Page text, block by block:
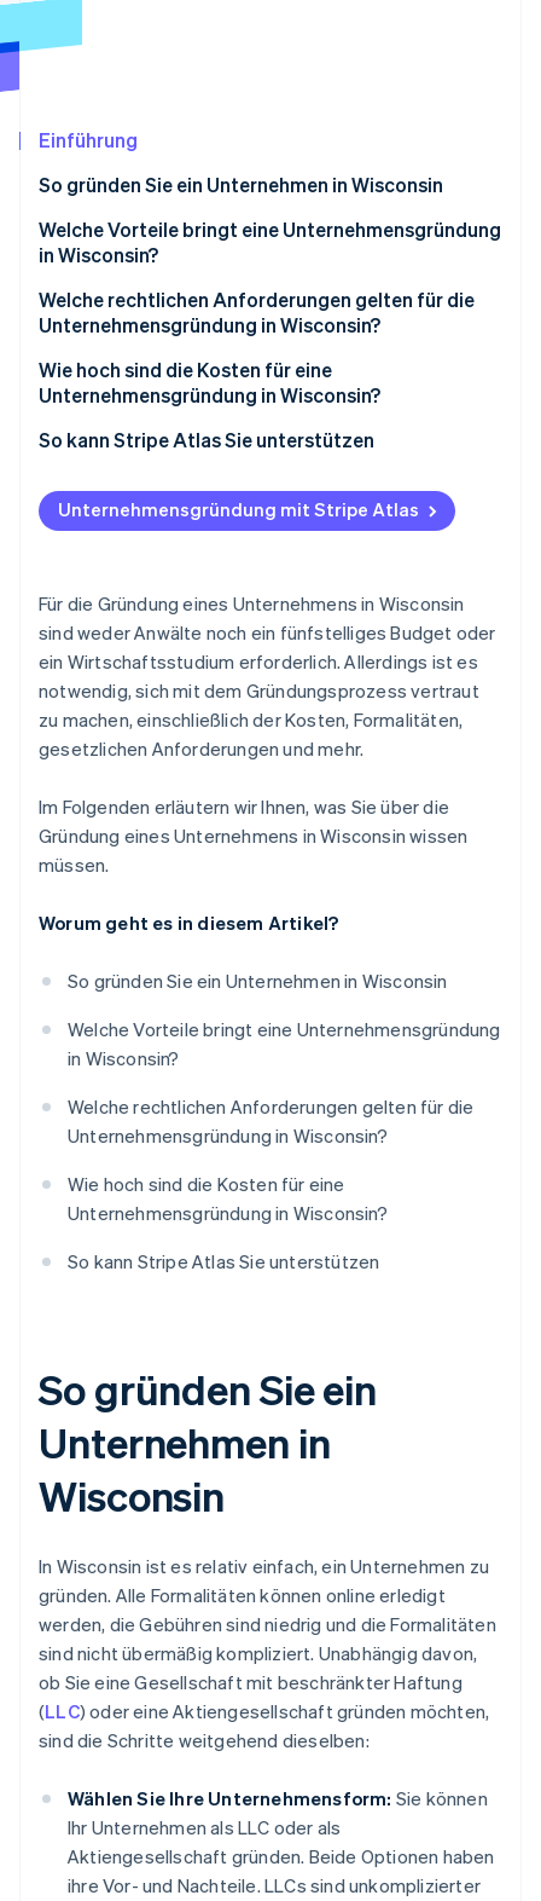
Betrugsprävention
Atlas
Online-Identitätsprüfung
Stripe-Sessions 2026
Jetzt ansehen
Einführung
So gründen Sie ein Unternehmen in Wisconsin
Welche Vorteile bringt eine Unternehmensgründung
in Wisconsin?
Steuergutschriften für wachstumsorientierte
Unternehmen
Keine staatliche Einkommenssteuer für S-Corps
Befreiungen von der Verkaufssteuer
Enterprise-Zonen und standortbezogene Anreize
Förder- und Darlehensprogramme
Keine Franchise-Steuer für Unternehmen, die
Einkommensteuer zahlen
Welche rechtlichen Anforderungen gelten für die
Unternehmensgründung in Wisconsin?
Ein Name, der den Regeln entspricht
Eine registrierte Vertretung mit Anschrift in
Wisconsin
Eingereichte Gründungsdokumente
Dokumentation der internen Struktur
Wie hoch sind die Kosten für eine
Unternehmensgründung in Wisconsin?
Vorab zu entrichtende Anmeldegebühren
Jährliche Verwaltung
Sonstige mögliche Kosten
So kann Stripe Atlas Sie unterstützen
Gründen mit Atlas
Zahlungen und Bankgeschäfte vor Erhalt der EIN
Automatische Einreichung des 83(b)-Steuerantrags
Erstklassige juristische Unternehmensdokumente
Ein Jahr Stripe Payments gratis, plus 50.000 US-
Dollar in Partnerguthaben
Unternehmensgründung mit Stripe Atlas
Für die Gründung eines Unternehmens in Wisconsin
sind weder Anwälte noch ein fünfstelliges Budget oder
ein Wirtschaftsstudium erforderlich. Allerdings ist es
notwendig, sich mit dem Gründungsprozess vertraut
zu machen, einschließlich der Kosten, Formalitäten,
gesetzlichen Anforderungen und mehr.
Im Folgenden erläutern wir Ihnen, was Sie über die
Gründung eines Unternehmens in Wisconsin wissen
müssen.
Worum geht es in diesem Artikel?
So gründen Sie ein Unternehmen in Wisconsin
Welche Vorteile bringt eine Unternehmensgründung
in Wisconsin?
Welche rechtlichen Anforderungen gelten für die
Unternehmensgründung in Wisconsin?
Wie hoch sind die Kosten für eine
Unternehmensgründung in Wisconsin?
So kann Stripe Atlas Sie unterstützen
So gründen Sie ein
Unternehmen in
Wisconsin
In Wisconsin ist es relativ einfach, ein Unternehmen zu
gründen. Alle Formalitäten können online erledigt
werden, die Gebühren sind niedrig und die Formalitäten
sind nicht übermäßig kompliziert. Unabhängig davon,
ob Sie eine Gesellschaft mit beschränkter Haftung
(LLC) oder eine Aktiengesellschaft gründen möchten,
sind die Schritte weitgehend dieselben:
Wählen Sie Ihre Unternehmensform: Sie können
Ihr Unternehmen als LLC oder als
Aktiengesellschaft gründen. Beide Optionen haben
ihre Vor- und Nachteile. LLCs sind unkomplizierter